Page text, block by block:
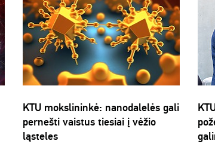
KTU mokslininkė: nanodalelės gali
pernešti vaistus tiesiai į vėžio
ląsteles